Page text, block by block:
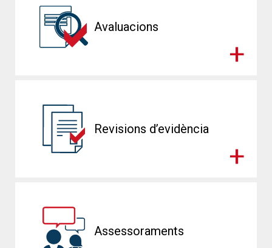
Avaluacions
Revisions d’evidència
Assessoraments